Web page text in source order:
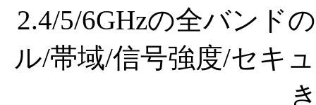
2.4/5/6GHzの全バンド
ル/帯域/信号強度/セキ